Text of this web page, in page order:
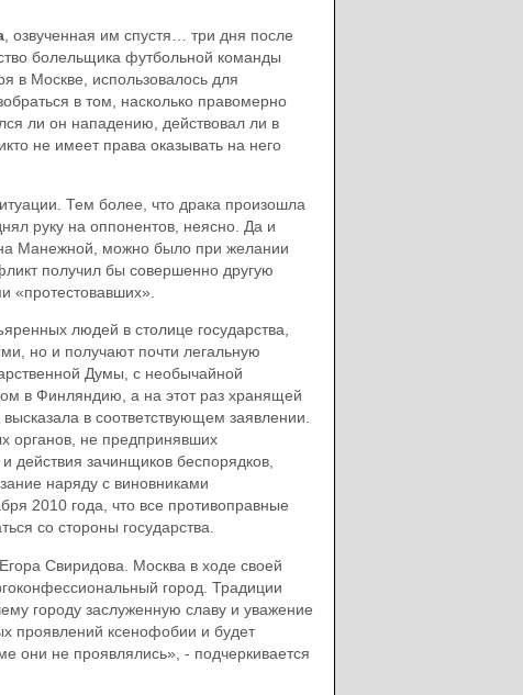
, озвученная им спустя… три дня после
болельщика футбольной команды
в Москве, использовалось для
в том, насколько правомерно
ли он нападению, действовал ли в
не имеет права оказывать на него
Тем более, что драка произошла
руку на оппонентов, неясно. Да и
Манежной, можно было при желании
получил бы совершенно другую
«протестовавших».
людей в столице государства,
но и получают почти легальную
Думы, с необычайной
в Финляндию, а на этот раз хранящей
в соответствующем заявлении.
органов, не предпринявших
действия зачинщиков беспорядков,
наряду с виновниками
2010 года, что все противоправные
со стороны государства.
Свиридова. Москва в ходе своей
город. Традиции
городу заслуженную славу и уважение
проявлений ксенофобии и будет
они не проявлялись», - подчеркивается